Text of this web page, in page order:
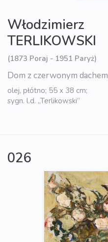
Włodzimierz
TERLIKOWSKI
(1873 Poraj - 1951 Paryż)
Dom z czerwonym dachem
olej, płótno; 55 x 38 cm;
sygn. l.d. „Terlikowski”
026